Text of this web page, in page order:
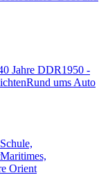
Jahre DDR1950 -
Rund ums Auto
Schule,
Maritimes,
Orient